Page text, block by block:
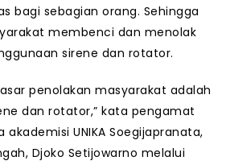
bagi sebagian orang. Sehingga
membenci dan menolak
sirene dan rotator.
penolakan masyarakat adalah
dan rotator,” kata pengamat
UNIKA Soegijapranata,
Djoko Setijowarno melalui